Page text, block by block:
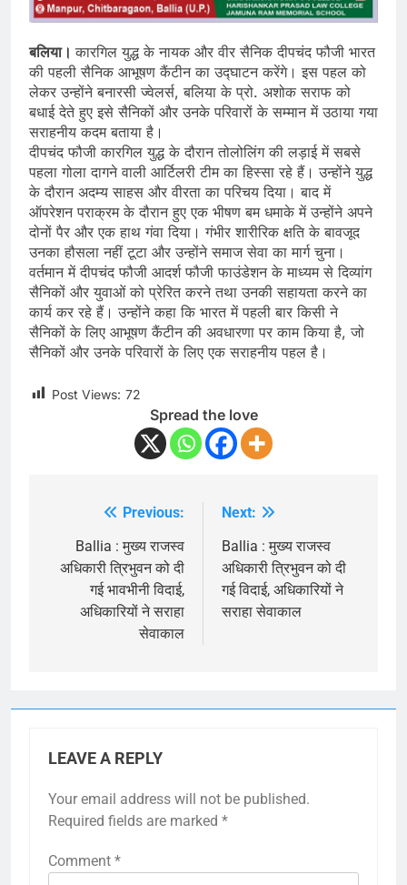
बलिया।कारगिल युद्ध के नायक और वीर सैनिक दीपचंद फौजी भारत
की पहली सैनिक आभूषण कैंटीन का उद्घाटन करेंगे। इस पहल को
लेकर उन्होंने बनारसी ज्वेलर्स, बलिया के प्रो. अशोक सराफ को
बधाई देते हुए इसे सैनिकों और उनके परिवारों के सम्मान में उठाया गया
सराहनीय कदम बताया है।
दीपचंद फौजी कारगिल युद्ध के दौरान तोलोलिंग की लड़ाई में सबसे
पहला गोला दागने वाली आर्टिलरी टीम का हिस्सा रहे हैं। उन्होंने युद्ध
के दौरान अदम्य साहस और वीरता का परिचय दिया। बाद में
ऑपरेशन पराक्रम के दौरान हुए एक भीषण बम धमाके में उन्होंने अपने
दोनों पैर और एक हाथ गंवा दिया। गंभीर शारीरिक क्षति के बावजूद
उनका हौसला नहीं टूटा और उन्होंने समाज सेवा का मार्ग चुना।
वर्तमान में दीपचंद फौजी आदर्श फौजी फाउंडेशन के माध्यम से दिव्यांग
सैनिकों और युवाओं को प्रेरित करने तथा उनकी सहायता करने का
कार्य कर रहे हैं। उन्होंने कहा कि भारत में पहली बार किसी ने
सैनिकों के लिए आभूषण कैंटीन की अवधारणा पर काम किया है, जो
सैनिकों और उनके परिवारों के लिए एक सराहनीय पहल है।
Post Views: 72
Spread the love
navigation
Previous:
Ballia : मुख्य राजस्व
अधिकारी त्रिभुवन को दी
गई भावभीनी विदाई,
अधिकारियों ने सराहा
सेवाकाल
Next:
Ballia : मुख्य राजस्व
अधिकारी त्रिभुवन को दी
गई विदाई, अधिकारियों ने
सराहा सेवाकाल
LEAVE A REPLY
Your email address will not be published.
Required fields are marked *
Comment *